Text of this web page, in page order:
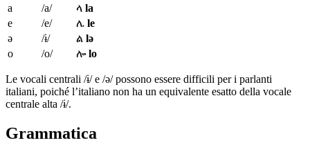
a
/a/ ላ la
e
/e/ ሌ le
ə
/ɨ/ ል lə
o
/o/ ሎlo
Le vocali centrali /ɨ/ e /ə/ possono essere difficili per i parlanti
italiani, poiché l’italiano non ha un equivalente esatto della vocale
centrale alta /ɨ/.
Grammatica